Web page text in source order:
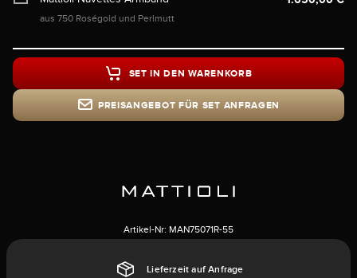
aus 750 Roségold und Perlmutt
PREISANGEBOT FÜR SET ANFRAGEN
SET IN DEN WARENKORB
Artikel-Nr: MAN75071R-55
Lieferzeit auf Anfrage